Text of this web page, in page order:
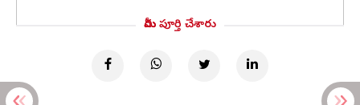
మీరు పూర్తి చేశారు